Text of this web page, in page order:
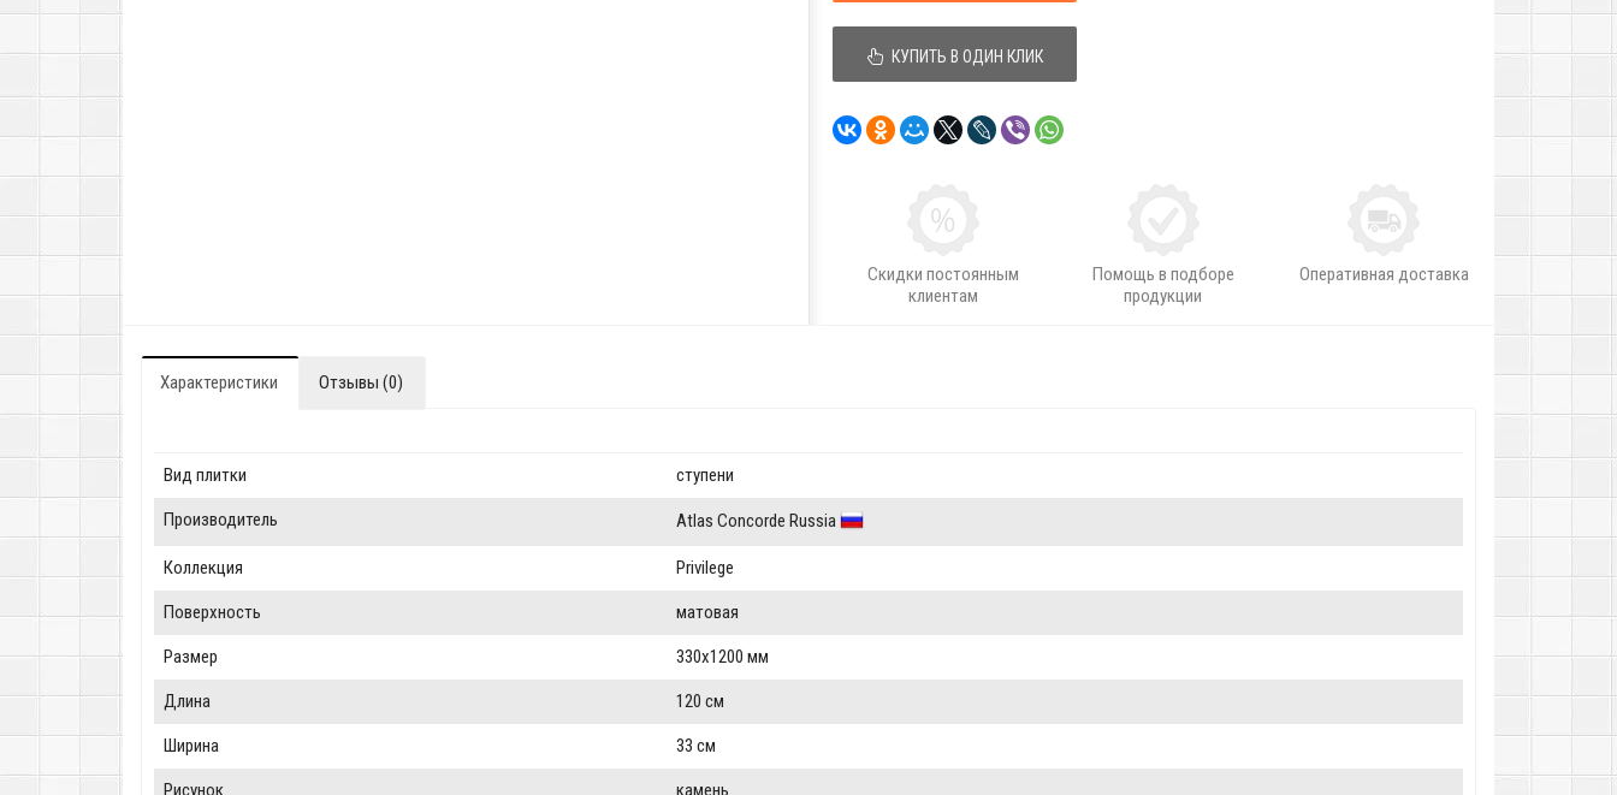
КУПИТЬ В ОДИН КЛИК
Скидки постоянным
клиентам
Помощь в подборе
продукции
Оперативная доставка
Характеристики Отзывы (0)
Вид плитки ступени
Производитель Atlas Concorde Russia
Коллекция Privilege
Поверхность матовая
Размер 330x1200 мм
Длина 120 см
Ширина 33 см
Рисунок камень